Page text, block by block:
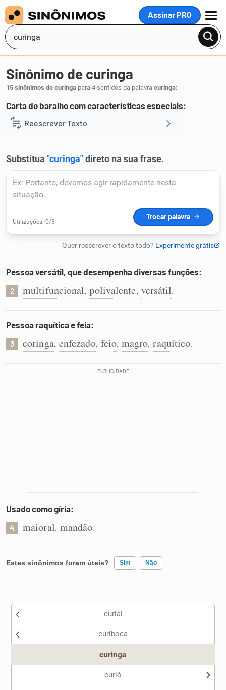
Assinar PRO
MENU
Reescrever Texto
Corrigir Texto
Humanizador de IA
Cata-letras
Conexões
Caça-palavras
Sinônimo de curinga
15 sinônimos de curinga para 4 sentidos da palavra curinga:
Carta do baralho com características especiais:
1 curingão,basto, melé.
Pessoa versátil, que desempenha diversas funções:
2 multifuncional, polivalente, versátil.
Pessoa raquítica e feia:
3 coringa, enfezado, feio, magro, raquítico.
Usado como gíria:
4 maioral, mandão.
Estes sinônimos foram úteis? Sim Não
Nenhum dos sinônimos apresentados me ajudou
curial
curiboca
curinga
curió